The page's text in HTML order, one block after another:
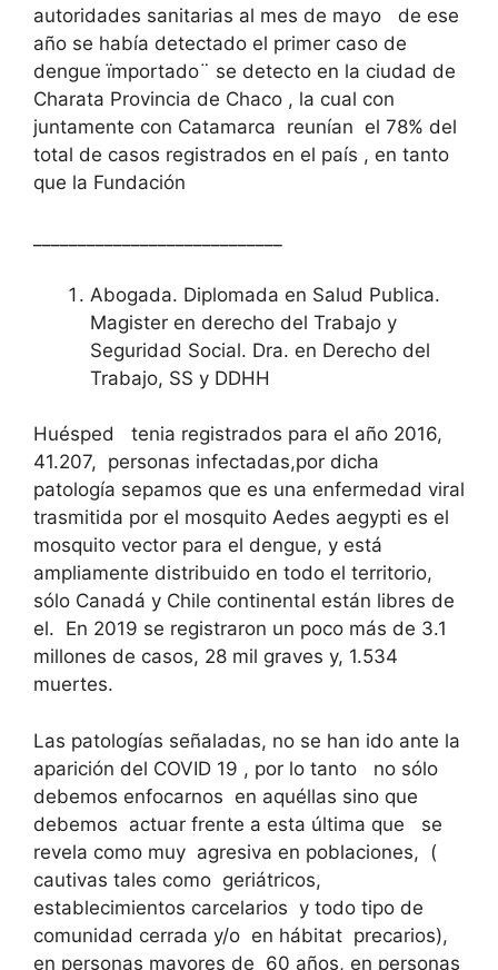
autoridades sanitarias al mes de mayo de ese
año se había detectado el primer caso de
dengue ïmportado¨ se detecto en la ciudad de
Charata Provincia de Chaco , la cual con
juntamente con Catamarca reunían el 78% del
total de casos registrados en el país , en tanto
que la Fundación
Abogada. Diplomada en Salud Publica.
Magister en derecho del Trabajo y
Seguridad Social. Dra. en Derecho del
Trabajo, SS y DDHH
Huésped tenia registrados para el año 2016,
41.207, personas infectadas,por dicha
patología sepamos que es una enfermedad viral
trasmitida por el mosquito Aedes aegypti es el
mosquito vector para el dengue, y está
ampliamente distribuido en todo el territorio,
sólo Canadá y Chile continental están libres de
el. En 2019 se registraron un poco más de 3.1
millones de casos, 28 mil graves y, 1.534
muertes.
Las patologías señaladas, no se han ido ante la
aparición del COVID 19 , por lo tanto no sólo
debemos enfocarnos en aquéllas sino que
debemos actuar frente a esta última que se
revela como muy agresiva en poblaciones, (
cautivas tales como geriátricos,
establecimientos carcelarios y todo tipo de
comunidad cerrada y/o en hábitat precarios),
en personas mayores de 60 años, en personas